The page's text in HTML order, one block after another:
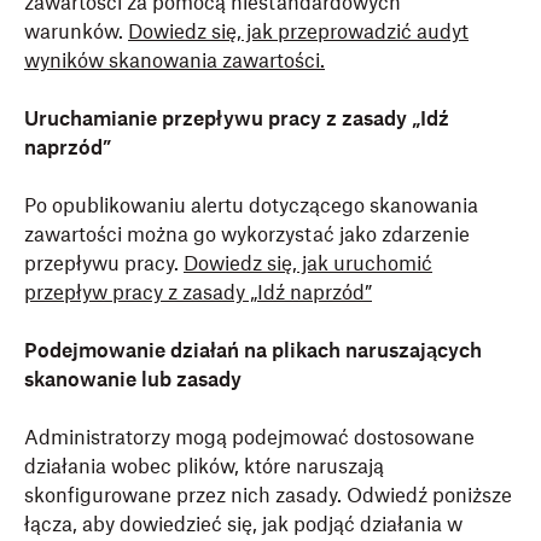
warunków. Dowiedz się, jak przeprowadzić audyt
wyników skanowania zawartości.
Uruchamianie przepływu pracy z zasady „Idź
naprzód”
Po opublikowaniu alertu dotyczącego skanowania
zawartości można go wykorzystać jako zdarzenie
przepływu pracy. Dowiedz się, jak uruchomić
przepływ pracy z zasady „Idź naprzód”
Podejmowanie działań na plikach naruszających
skanowanie lub zasady
Administratorzy mogą podejmować dostosowane
działania wobec plików, które naruszają
skonfigurowane przez nich zasady. Odwiedź poniższe
łącza, aby dowiedzieć się, jak podjąć działania w